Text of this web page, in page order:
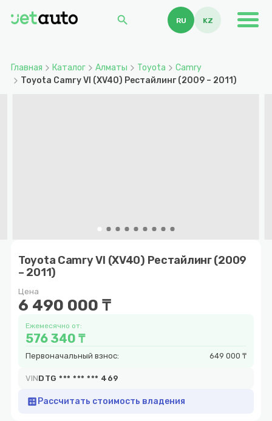
search RU KZ
Главная Каталог Алматы Toyota
Camry
Toyota Camry VI (XV40) Рестайлинг (2009 – 2011)
Toyota Camry VI (XV40) Рестайлинг (2009
– 2011)
Цена
6 490 000 ₸
Ежемесячно от:
576 340 ₸
Первоначальный взнос: 649 000 ₸
VINDTG *** *** *** 469
calculate Рассчитать стоимость владения